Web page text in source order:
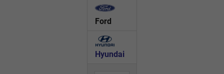
Ford
Hyundai